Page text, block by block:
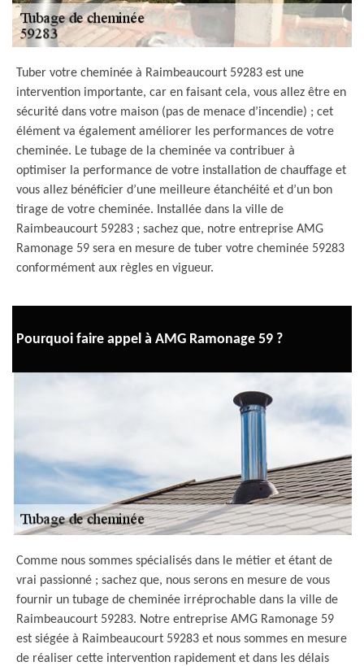
Tuber votre cheminée à Raimbeaucourt 59283 est une
intervention importante, car en faisant cela, vous allez être en
sécurité dans votre maison (pas de menace d’incendie) ; cet
élément va également améliorer les performances de votre
cheminée. Le tubage de la cheminée va contribuer à
optimiser la performance de votre installation de chauffage et
vous allez bénéficier d’une meilleure étanchéité et d’un bon
tirage de votre cheminée. Installée dans la ville de
Raimbeaucourt 59283 ; sachez que, notre entreprise AMG
Ramonage 59 sera en mesure de tuber votre cheminée 59283
conformément aux règles en vigueur.
Pourquoi faire appel à AMG Ramonage 59 ?
Comme nous sommes spécialisés dans le métier et étant de
vrai passionné ; sachez que, nous serons en mesure de vous
fournir un tubage de cheminée irréprochable dans la ville de
Raimbeaucourt 59283. Notre entreprise AMG Ramonage 59
est siégée à Raimbeaucourt 59283 et nous sommes en mesure
de réaliser cette intervention rapidement et dans les délais